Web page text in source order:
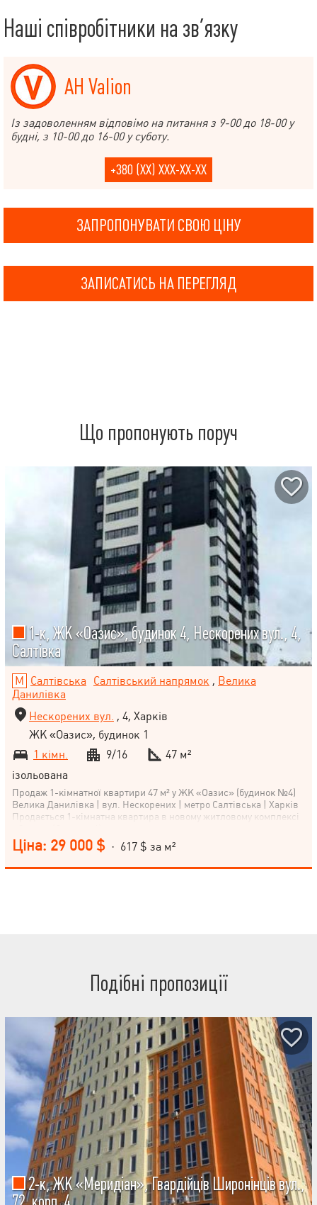
Наші співробітники на зв’язку
АН Valion
Із задоволенням відповімо на питання з 9-00 до 18-00 у
будні, з 10-00 до 16-00 у суботу.
+380 (XX) XXX-XX-XX
ЗАПРОПОНУВАТИ СВОЮ ЦІНУ
ЗАПИСАТИСЬ НА ПЕРЕГЛЯД
Що пропонують поруч
1-к, ЖК «Оазис», будинок 4, Нескорених вул., 4,
Салтівка
Салтівська Салтівський напрямок , Велика
Данилівка
Нескорених вул. , 4, Харків
ЖК «Оазис», будинок 1
1 кімн.
9/16
47 м²
ізольована
Продаж 1-кімнатної квартири 47 м² у ЖК «Оазис» (будинок №4)
Велика Данилівка | вул. Нескорених | метро Салтівська | Харків
Продається 1-кімнатна квартира в новому житловому комплексі
районі Великої Данилівки, поруч зі станцією метро Салтівська.
Загальна площа — 47 м² Кухня — 8 м² Поверх — 9 з 16 Клас —
комфорт Стан — без внутрішніх робіт Характеристики квартири:
на ліс у новому будинку. Телефонуйте для отримання детальної
інформації та організації перегляду.
Ціна: 29 000 $ · 617 $ за м²
Подібні пропозиції
2-к, ЖК «Меридіан», Гвардійців Широнінців вул.,